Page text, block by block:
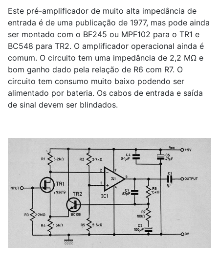
Este pré-amplificador de muito alta impedância de
entrada é de uma publicação de 1977, mas pode ainda
ser montado com o BF245 ou MPF102 para o TR1 e
BC548 para TR2. O amplificador operacional ainda é
comum. O circuito tem uma impedância de 2,2 MΩ e
bom ganho dado pela relação de R6 com R7. O
circuito tem consumo muito baixo podendo ser
alimentado por bateria. Os cabos de entrada e saída
de sinal devem ser blindados.